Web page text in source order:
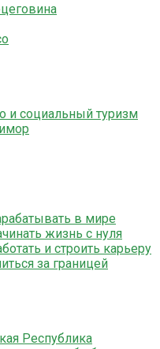
и социальный туризм
в мире
жизнь с нуля
и строить карьеру
за границей
Республика